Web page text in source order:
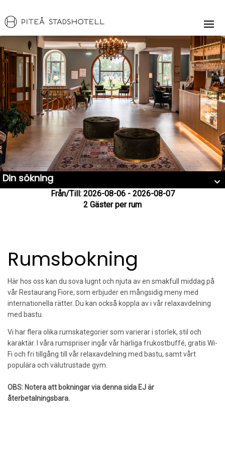
Din sökning
Från/Till: 2026-08-06 - 2026-08-07
2 Gäster per rum
Rumsbokning
Här hos oss kan du sova lugnt och njuta av en smakfull middag på
vår Restaurang Fiore, som erbjuder en mångsidig meny med
internationella rätter. Du kan också koppla av i vår relaxavdelning
med bastu.
Vi har flera olika rumskategorier som varierar i storlek, stil och
karaktär. I våra rumspriser ingår vår härliga frukostbuffé, gratis Wi-
Fi och fri tillgång till vår relaxavdelning med bastu, samt vårt
populära och välutrustade gym.
OBS: Notera att bokningar via denna sida EJ är
återbetalningsbara.